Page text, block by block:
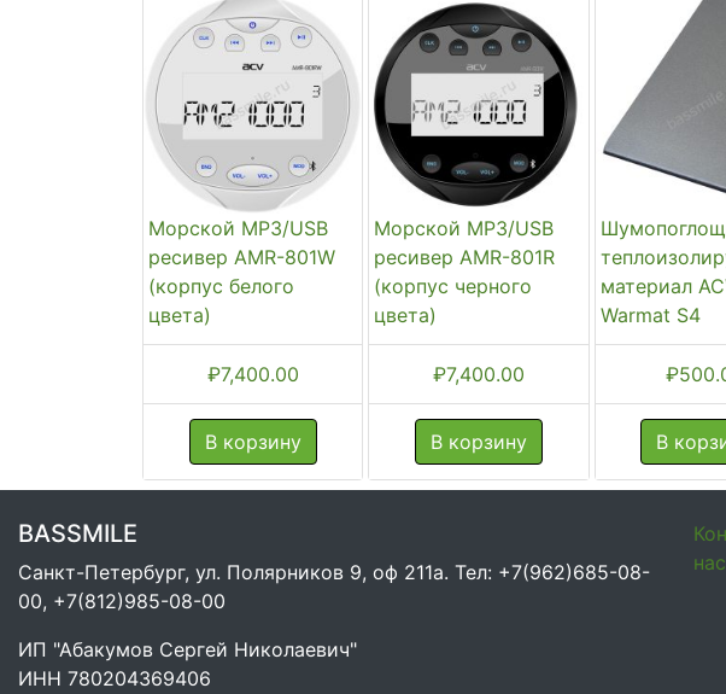
Морской MP3/USB
ресивер AMR-801W
(корпус белого
цвета)
₽7,400.00
В корзину
Морской MP3/USB
ресивер AMR-801R
(корпус черного
цвета)
₽7,400.00
В корзину
материал
Warmat S4
₽
В
BASSMILE
Санкт-Петербург, ул. Полярников 9, оф 211а. Тел: +7(962)685-08-
00, +7(812)985-08-00
ИП "Абакумов Сергей Николаевич"
ИНН 780204369406